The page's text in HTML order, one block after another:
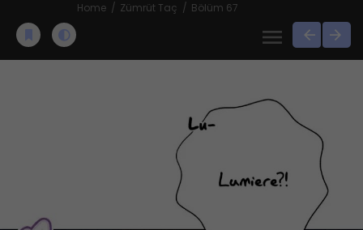
Home Zümrüt Taç Bölüm 67